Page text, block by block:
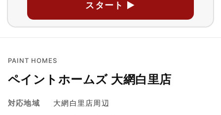
スタート ▶
PAINT HOMES
ペイントホームズ 大網白里店
対応地域
大網白里店周辺